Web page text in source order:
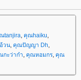
tanjira, คุณhaiku,
วน, คุณปัญญา Dh,
กะว่าก๋า, คุณหอมกร, คุณ